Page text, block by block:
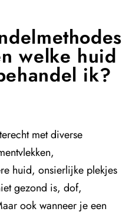
welke huid
ik?
met diverse
huid, onsierlijke plekjes
gezond is, dof,
ook wanneer je een